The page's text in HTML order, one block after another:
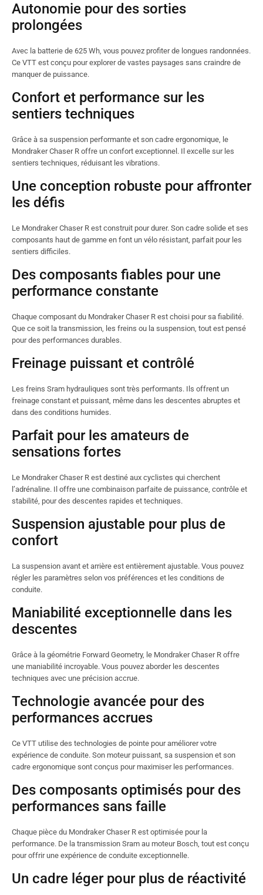
Autonomie pour des sorties
prolongées
Avec la batterie de 625 Wh, vous pouvez profiter de longues randonnées.
Ce VTT est conçu pour explorer de vastes paysages sans craindre de
manquer de puissance.
Confort et performance sur les
sentiers techniques
Grâce à sa suspension performante et son cadre ergonomique, le
Mondraker Chaser R offre un confort exceptionnel. Il excelle sur les
sentiers techniques, réduisant les vibrations.
Une conception robuste pour affronter
les défis
Le Mondraker Chaser R est construit pour durer. Son cadre solide et ses
composants haut de gamme en font un vélo résistant, parfait pour les
sentiers difficiles.
Des composants fiables pour une
performance constante
Chaque composant du Mondraker Chaser R est choisi pour sa fiabilité.
Que ce soit la transmission, les freins ou la suspension, tout est pensé
pour des performances durables.
Freinage puissant et contrôlé
Les freins Sram hydrauliques sont très performants. Ils offrent un
freinage constant et puissant, même dans les descentes abruptes et
dans des conditions humides.
Parfait pour les amateurs de
sensations fortes
Le Mondraker Chaser R est destiné aux cyclistes qui cherchent
l’adrénaline. Il offre une combinaison parfaite de puissance, contrôle et
stabilité, pour des descentes rapides et techniques.
Suspension ajustable pour plus de
confort
La suspension avant et arrière est entièrement ajustable. Vous pouvez
régler les paramètres selon vos préférences et les conditions de
conduite.
Maniabilité exceptionnelle dans les
descentes
Grâce à la géométrie Forward Geometry, le Mondraker Chaser R offre
une maniabilité incroyable. Vous pouvez aborder les descentes
techniques avec une précision accrue.
Technologie avancée pour des
performances accrues
Ce VTT utilise des technologies de pointe pour améliorer votre
expérience de conduite. Son moteur puissant, sa suspension et son
cadre ergonomique sont conçus pour maximiser les performances.
Des composants optimisés pour des
performances sans faille
Chaque pièce du Mondraker Chaser R est optimisée pour la
performance. De la transmission Sram au moteur Bosch, tout est conçu
pour offrir une expérience de conduite exceptionnelle.
Un cadre léger pour plus de réactivité